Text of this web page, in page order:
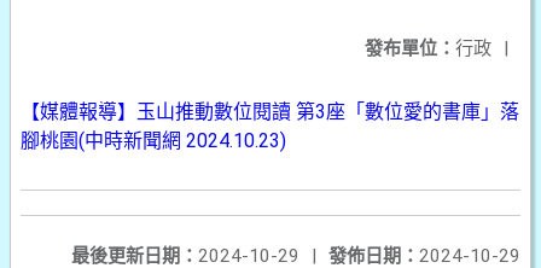
發布單位： 行政 |
【媒體報導】玉山推動數位閱讀 第3座「數位愛的書庫」落
腳桃園(中時新聞網 2024.10.23)
發佈日期： 2024-10-29
最後更新日期： 2024-10-29
|